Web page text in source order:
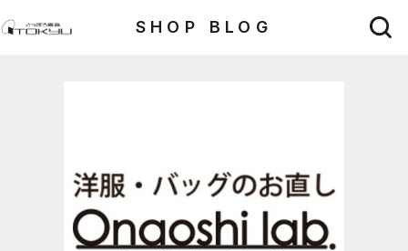
SHOP BLOG